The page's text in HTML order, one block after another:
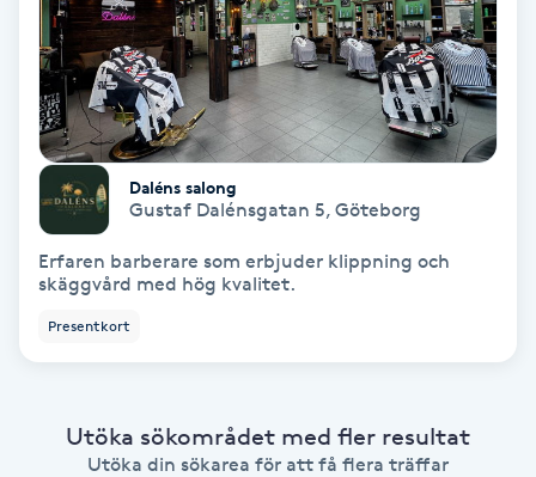
Microshading
Mixfransar
Nagelförlängning
Nagelförlängning akryl
Daléns salong
Gustaf Dalénsgatan 5, Göteborg
Erfaren barberare som erbjuder klippning och
skäggvård med hög kvalitet.
Presentkort
Utöka sökområdet med fler resultat
Utöka din sökarea för att få flera träffar